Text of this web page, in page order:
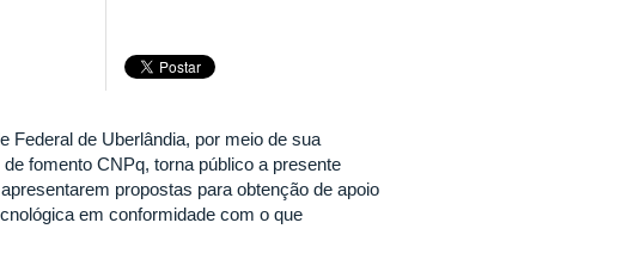
Federal de Uberlândia, por meio de sua
fomento CNPq, torna público a presente
propostas para obtenção de apoio
em conformidade com o que